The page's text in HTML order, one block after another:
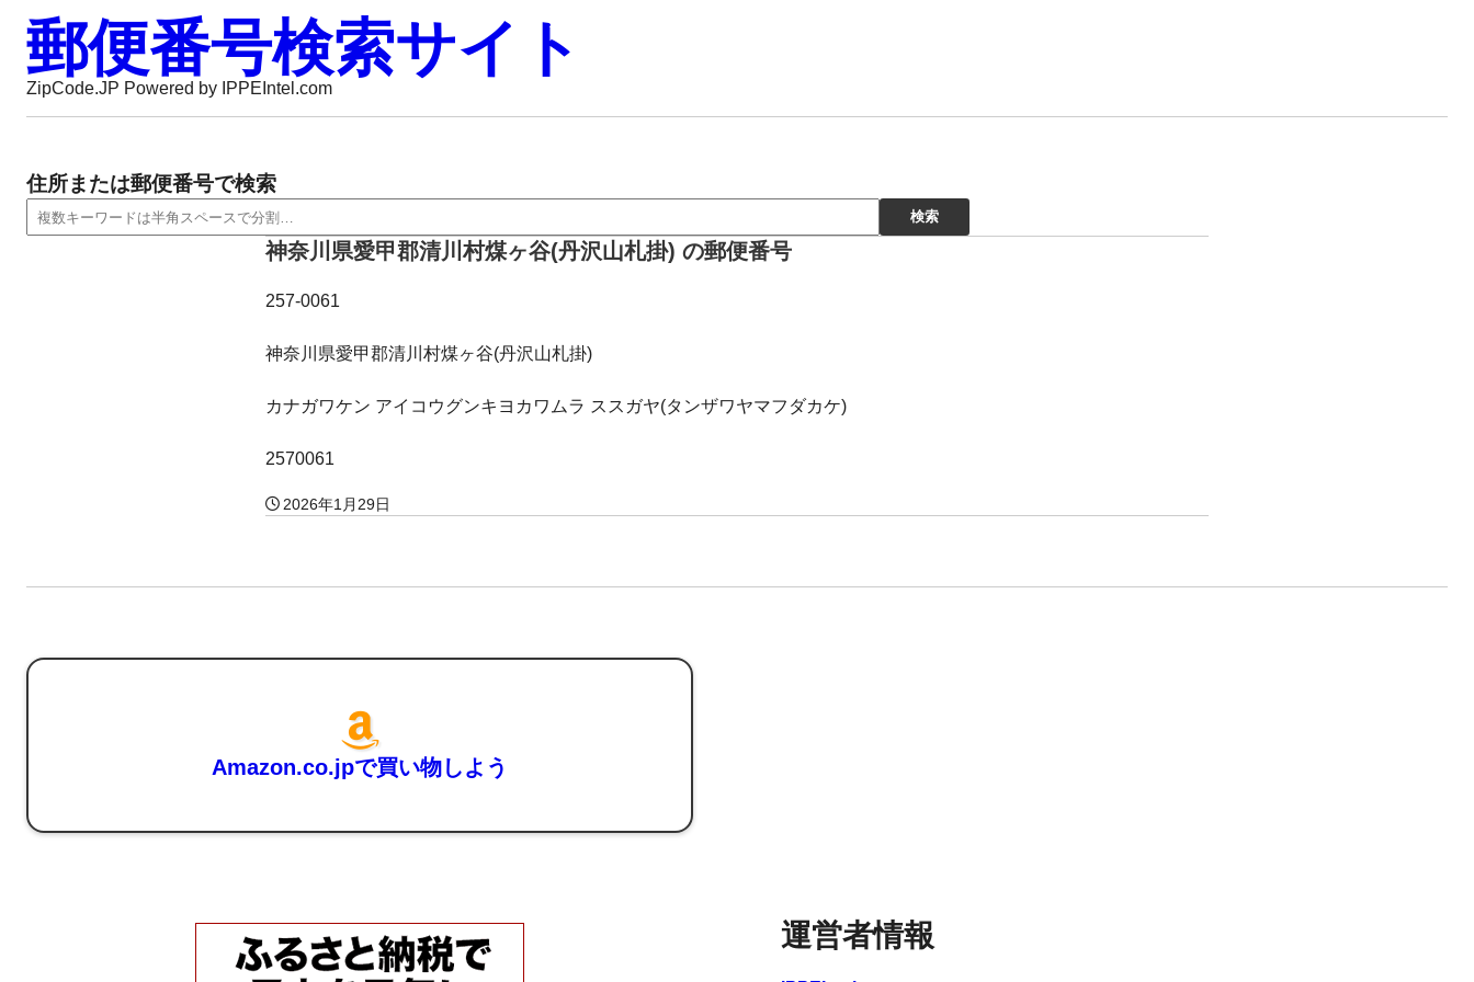
郵便番号検索サイト
ZipCode.JP Powered by IPPEIntel.com
住所または郵便番号で検索
神奈川県愛甲郡清川村煤ヶ谷(丹沢山札掛) の郵便番号
257-0061
神奈川県愛甲郡清川村煤ヶ谷(丹沢山札掛)
カナガワケン アイコウグンキヨカワムラ ススガヤ(タンザワヤマフダカケ)
2570061
2026年1月29日
Amazon.co.jpで買い物しよう
運営者情報